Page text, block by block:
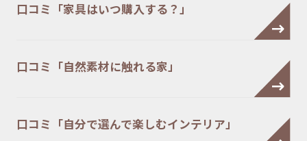
口コミ「家具はいつ購入する？」
口コミ「自然素材に触れる家」
口コミ「自分で選んで楽しむインテリア」